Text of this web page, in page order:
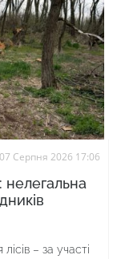
07 Серпня 2026 17:06
– за участі